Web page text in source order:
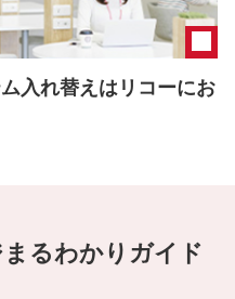
入れ替えはリコーにお
るわかりガイド